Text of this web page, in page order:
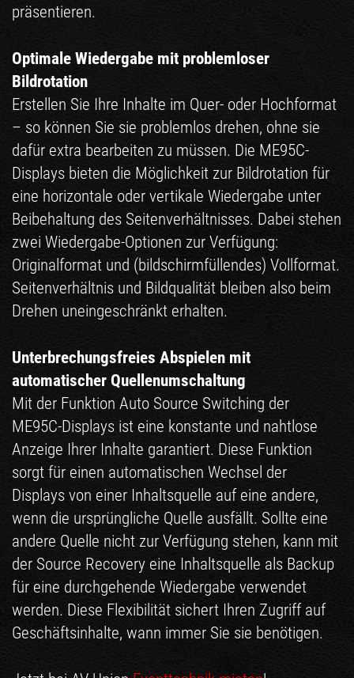
präsentieren.
Optimale Wiedergabe mit problemloser
Bildrotation
Erstellen Sie Ihre Inhalte im Quer- oder Hochformat
– so können Sie sie problemlos drehen, ohne sie
dafür extra bearbeiten zu müssen. Die ME95C-
Displays bieten die Möglichkeit zur Bildrotation für
eine horizontale oder vertikale Wiedergabe unter
Beibehaltung des Seitenverhältnisses. Dabei stehen
zwei Wiedergabe-Optionen zur Verfügung:
Originalformat und (bildschirmfüllendes) Vollformat.
Seitenverhältnis und Bildqualität bleiben also beim
Drehen uneingeschränkt erhalten.
Unterbrechungsfreies Abspielen mit
automatischer Quellenumschaltung
Mit der Funktion Auto Source Switching der
ME95C-Displays ist eine konstante und nahtlose
Anzeige Ihrer Inhalte garantiert. Diese Funktion
sorgt für einen automatischen Wechsel der
Displays von einer Inhaltsquelle auf eine andere,
wenn die ursprüngliche Quelle ausfällt. Sollte eine
andere Quelle nicht zur Verfügung stehen, kann mit
der Source Recovery eine Inhaltsquelle als Backup
für eine durchgehende Wiedergabe verwendet
werden. Diese Flexibilität sichert Ihren Zugriff auf
Geschäftsinhalte, wann immer Sie sie benötigen.